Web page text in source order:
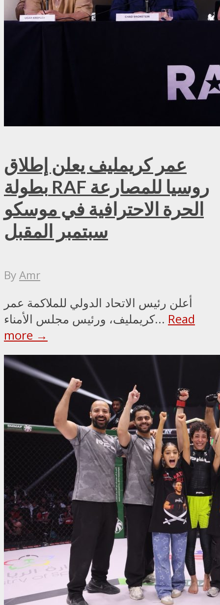
عمر كريمليف يعلن إطلاق
بطولة RAF روسيا للمصارعة
الحرة الاحترافية في موسكو
سبتمبر المقبل
ByAmr
أعلن رئيس الاتحاد الدولي للملاكمة عمر
كريمليف، ورئيس مجلس الأمناء... Read
more →